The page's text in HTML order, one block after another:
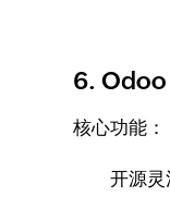
6. Odoo
核心功能：
开源灵